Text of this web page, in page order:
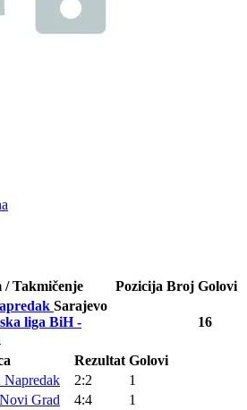
/ Takmičenje Pozicija Broj Golovi
Sarajevo
liga BiH -
16
Rezultat Golovi
2:2
1
Grad 4:4
1